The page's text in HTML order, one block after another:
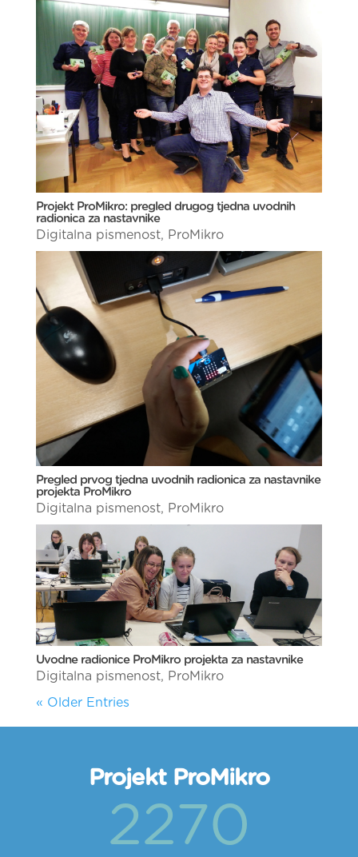
Projekt ProMikro: pregled drugog tjedna uvodnih
radionica za nastavnike
Digitalna pismenost, ProMikro
Pregled prvog tjedna uvodnih radionica za nastavnike
projekta ProMikro
Digitalna pismenost, ProMikro
Uvodne radionice ProMikro projekta za nastavnike
Digitalna pismenost, ProMikro
« Older Entries
Projekt ProMikro
2270